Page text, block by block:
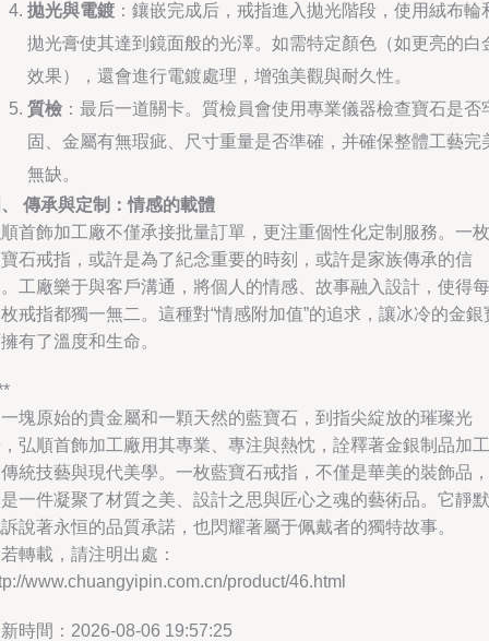
拋光與電鍍 ：鑲嵌完成后，戒指進入拋光階段，使用絨布輪
拋光膏使其達到鏡面般的光澤。如需特定顏色（如更亮的白
效果），還會進行電鍍處理，增強美觀與耐久性。
質檢 ：最后一道關卡。質檢員會使用專業儀器檢查寶石是否
固、金屬有無瑕疵、尺寸重量是否準確，并確保整體工藝完
無缺。
傳承與定制：情感的載體
首飾加工廠不僅承接批量訂單，更注重個性化定制服務。一枚
石戒指，或許是為了紀念重要的時刻，或許是家族傳承的信
工廠樂于與客戶溝通，將個人的情感、故事融入設計，使得每
戒指都獨一無二。這種對“情感附加值”的追求，讓冰冷的金銀
有了溫度和生命。
塊原始的貴金屬和一顆天然的藍寶石，到指尖綻放的璀璨光
弘順首飾加工廠用其專業、專注與熱忱，詮釋著金銀制品加工
統技藝與現代美學。一枚藍寶石戒指，不僅是華美的裝飾品，
一件凝聚了材質之美、設計之思與匠心之魂的藝術品。它靜默
說著永恒的品質承諾，也閃耀著屬于佩戴者的獨特故事。
轉載，請注明出處：
www.chuangyipin.com.cn/product/46.html
時間：2026-08-06 19:57:25